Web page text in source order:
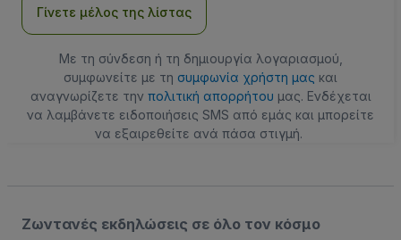
Γίνετε μέλος της λίστας
Με τη σύνδεση ή τη δημιουργία λογαριασμού,
συμφωνείτε με τη συμφωνία χρήστη μας και
αναγνωρίζετε την πολιτική απορρήτου μας. Ενδέχεται
να λαμβάνετε ειδοποιήσεις SMS από εμάς και μπορείτε
να εξαιρεθείτε ανά πάσα στιγμή.
Ζωντανές εκδηλώσεις σε όλο τον κόσμο